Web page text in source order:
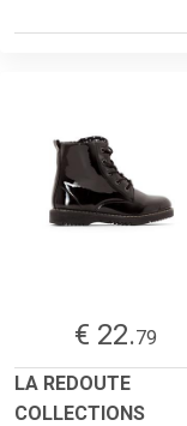
€ 22.79
LA REDOUTE
COLLECTIONS